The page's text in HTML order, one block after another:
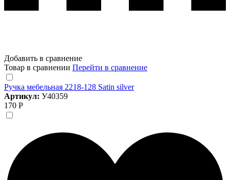
Добавить в сравнение
Товар в сравнении Перейти в сравнение
Ручка мебельная 2218-128 Satin silver
Артикул: У40359
170 Р